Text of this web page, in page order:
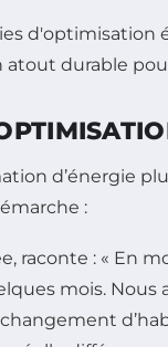
d’énergie
:
raconte : « En
mois.